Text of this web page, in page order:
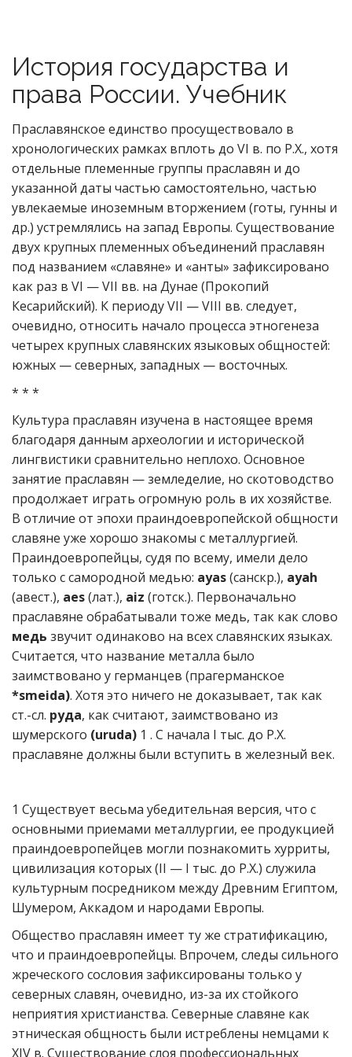
История государства и
права России. Учебник
Праславянское единство просуществовало в
хронологических рамках вплоть до VI в. по Р.Х., хотя
отдельные племенные группы праславян и до
указанной даты частью самостоятельно, частью
увлекаемые иноземным вторжением (готы, гунны и
др.) устремлялись на запад Европы. Существование
двух крупных племенных объединений праславян
под названием «славяне» и «анты» зафиксировано
как раз в VI — VII вв. на Дунае (Прокопий
Кесарийский). К периоду VII — VIII вв. следует,
очевидно, относить начало процесса этногенеза
четырех крупных славянских языковых общностей:
южных — северных, западных — восточных.
* * *
Культура праславян изучена в настоящее время
благодаря данным археологии и исторической
лингвистики сравнительно неплохо. Основное
занятие праславян — земледелие, но скотоводство
продолжает играть огромную роль в их хозяйстве.
В отличие от эпохи праиндоевропейской общности
славяне уже хорошо знакомы с металлургией.
Праиндоевропейцы, судя по всему, имели дело
только с самородной медью: ayas(санскр.), ayah
(авест.), aes(лат.), aiz (готск.). Первоначально
праславяне обрабатывали тоже медь, так как слово
медь звучит одинаково на всех славянских языках.
Считается, что название металла было
заимствовано у германцев (прагерманское
*smeida). Хотя это ничего не доказывает, так как
ст.-сл. руда, как считают, заимствовано из
шумерского (uruda) 1 . С начала I тыс. до Р.Х.
праславяне должны были вступить в железный век.
1 Существует весьма убедительная версия, что с
основными приемами металлургии, ее продукцией
праиндоевропейцев могли познакомить хурриты,
цивилизация которых (II — I тыс. до Р.Х.) служила
культурным посредником между Древним Египтом,
Шумером, Аккадом и народами Европы.
Общество праславян имеет ту же стратификацию,
что и праиндоевропейцы. Впрочем, следы сильного
жреческого сословия зафиксированы только у
северных славян, очевидно, из-за их стойкого
неприятия христианства. Северные славяне как
этническая общность были истреблены немцами к
XIV в. Существование слоя профессиональных